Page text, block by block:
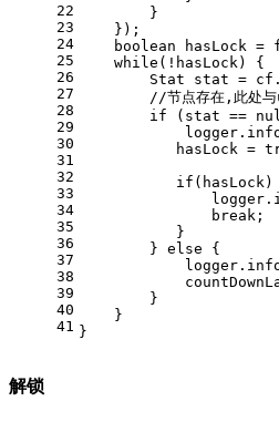
22
23
24
25
26
27
28
29
30
31
32
33
34
35
36
37
38
39
40
41
        }
    });
boolean hasLock =
    while(!hasLock) {
Stat stat =
//节点存在,此处
if (stat ==
hasLock =
if(hasLock)
               break;
           }
        } else {
        }
    }
}
解锁